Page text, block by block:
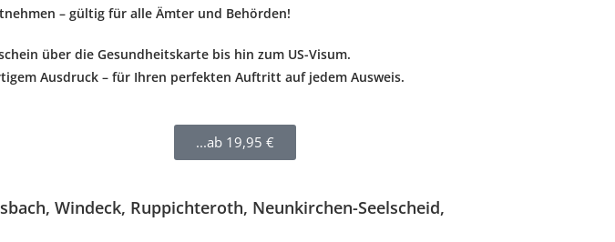
– gültig für alle Ämter und Behörden!
über die Gesundheitskarte bis hin zum US-Visum.
Ausdruck– für Ihren perfekten Auftritt auf jedem Ausweis.
...ab 19,95 €
Windeck, Ruppichteroth, Neunkirchen-Seelscheid,